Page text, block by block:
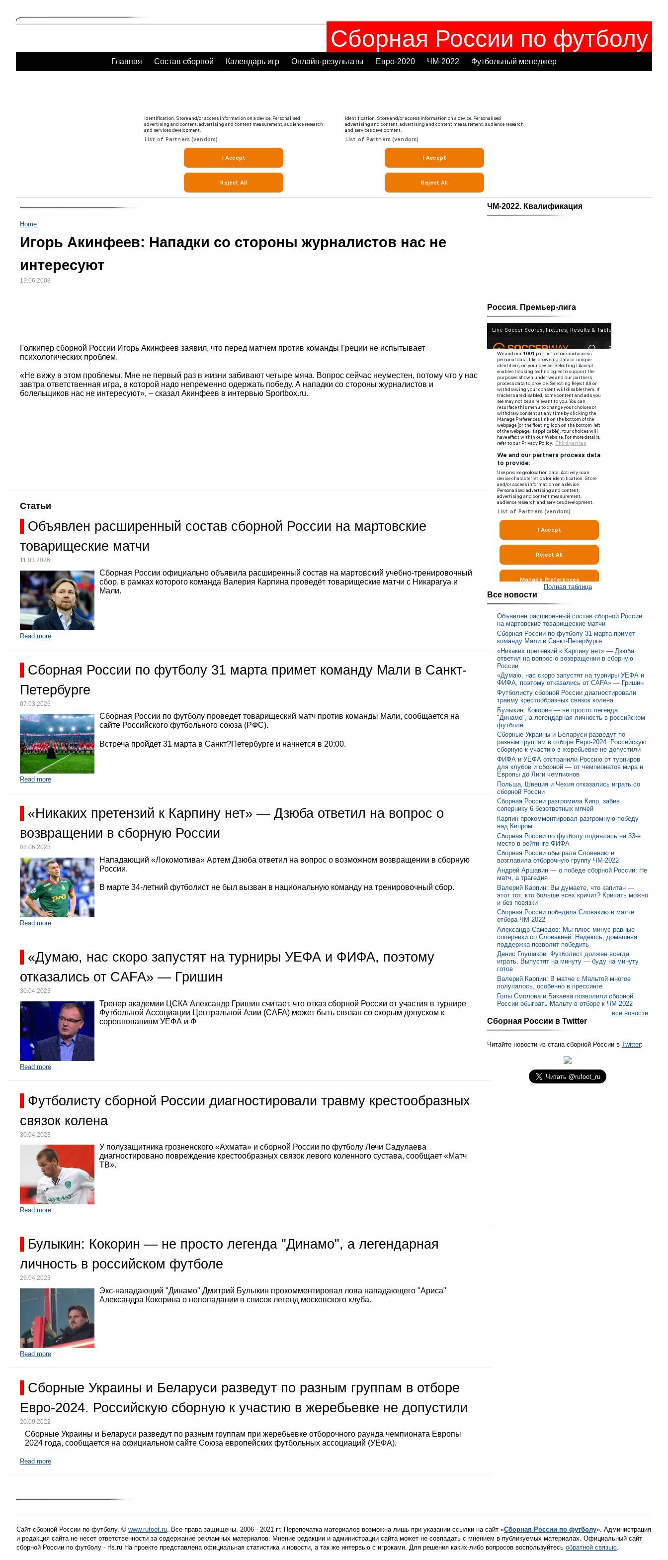
Сборная России по футболу
Главная Состав сборной Календарь игр Онлайн-результаты Евро-2020 ЧМ-2022 Футбольный менеджер
Home
Игорь Акинфеев: Нападки со стороны журналистов нас не
интересуют
13.06.2008
Голкипер сборной России Игорь Акинфеев заявил, что перед матчем против команды Греции не испытывает
психологических проблем.
«Не вижу в этом проблемы. Мне не первый раз в жизни забивают четыре мяча. Вопрос сейчас неуместен, потому что у нас
завтра ответственная игра, в которой надо непременно одержать победу. А нападки со стороны журналистов и
болельщиков нас не интересуют», – сказал Акинфеев в интервью Sportbox.ru.
Статьи
Объявлен расширенный состав сборной России на мартовские
товарищеские матчи
11.03.2026
Сборная России официально объявила расширенный состав на мартовский учебно-тренировочный
сбор, в рамках которого команда Валерия Карпина проведёт товарищеские матчи с Никарагуа и
Мали.
Read more
Сборная России по футболу 31 марта примет команду Мали в Санкт-
Петербурге
07.03.2026
Сборная России по футболу проведет товарищеский матч против команды Мали, сообщается на
сайте Российского футбольного союза (РФС).
Встреча пройдет 31 марта в Санкт?Петербурге и начнется в 20:00.
Read more
«Никаких претензий к Карпину нет» — Дзюба ответил на вопрос о
возвращении в сборную России
08.06.2023
Нападающий «Локомотива» Артем Дзюба ответил на вопрос о возможном возвращении в сборную
России.
В марте 34-летний футболист не был вызван в национальную команду на тренировочный сбор.
Read more
«Думаю, нас скоро запустят на турниры УЕФА и ФИФА, поэтому
отказались от CAFA» — Гришин
30.04.2023
Тренер академии ЦСКА Александр Гришин считает, что отказ сборной России от участия в турнире
Футбольной Ассоциации Центральной Азии (CAFA) может быть связан со скорым допуском к
соревнованиям УЕФА и Ф
Read more
Футболисту сборной России диагностировали травму крестообразных
связок колена
30.04.2023
У полузащитника грозненского «Ахмата» и сборной России по футболу Лечи Садулаева
диагностировано повреждение крестообразных связок левого коленного сустава, сообщает «Матч
ТВ».
Read more
Булыкин: Кокорин — не просто легенда "Динамо", а легендарная
личность в российском футболе
26.04.2023
Экс-нападающий "Динамо" Дмитрий Булыкин прокомментировал лова нападающего "Ариса"
Александра Кокорина о непопадании в список легенд московского клуба.
Read more
Сборные Украины и Беларуси разведут по разным группам в отборе
Евро-2024. Российскую сборную к участию в жеребьевке не допустили
20.09.2022
Сборные Украины и Беларуси разведут по разным группам при жеребьевке отборочного раунда чемпионата Европы
2024 года, сообщается на официальном сайте Союза европейских футбольных ассоциаций (УЕФА).
Read more
ЧМ-2022. Квалификация
Россия. Премьер-лига
Полная таблица
Все новости
Объявлен расширенный состав сборной России
на мартовские товарищеские матчи
Сборная России по футболу 31 марта примет
команду Мали в Санкт-Петербурге
«Никаких претензий к Карпину нет» — Дзюба
ответил на вопрос о возвращении в сборную
России
«Думаю, нас скоро запустят на турниры УЕФА и
ФИФА, поэтому отказались от CAFA» — Гришин
Футболисту сборной России диагностировали
травму крестообразных связок колена
Булыкин: Кокорин — не просто легенда
"Динамо", а легендарная личность в российском
футболе
Сборные Украины и Беларуси разведут по
разным группам в отборе Евро-2024. Российскую
сборную к участию в жеребьевке не допустили
ФИФА и УЕФА отстранили Россию от турниров
для клубов и сборной — от чемпионатов мира и
Европы до Лиги чемпионов
Польша, Швеция и Чехия отказались играть со
сборной России
Сборная России разгромила Кипр, забив
сопернику 6 безответных мячей
Карпин прокомментировал разгромную победу
над Кипром
Сборная России по футболу поднялась на 33-е
место в рейтинге ФИФА
Сборная России обыграла Словению и
возглавила отборочную группу ЧМ-2022
Андрей Аршавин — о победе сборной России: Не
матч, а трагедия
Валерий Карпин: Вы думаете, что капитан —
этот тот, кто больше всех кричит? Кричать можно
и без повязки
Сборная России победила Словакию в матче
отбора ЧМ-2022
Александр Самедов: Мы плюс-минус равные
соперники со Словакией. Надеюсь, домашняя
поддержка позволит победить
Денис Глушаков: Футболист должен всегда
играть. Выпустят на минуту — буду на минуту
готов
Валерий Карпин: В матче с Мальтой многое
получалось, особенно в прессинге
Голы Смолова и Бакаева позволили сборной
России обыграть Мальту в отборе к ЧМ-2022
все новости
Сборная России в Twitter
Читайте новости из стана сборной России в Twitter:
Сайт сборной России по футболу. © www.rufoot.ru. Все права защищены. 2006 - 2021 гг. Перепечатка материалов возможна лишь при указании ссылки на сайт «Сборная России по футболу». Администрация
и редакция сайта не несет ответственности за содержание рекламных материалов. Мнение редакции и администрации сайта может не совпадать с мнением в публикуемых материалах. Официальный сайт
сборной России по футболу - rfs.ru На проекте представлена официальная статистика и новости, а так же интервью с игроками. Для решения каких-либо вопросов воспользуйтесь обратной связью.